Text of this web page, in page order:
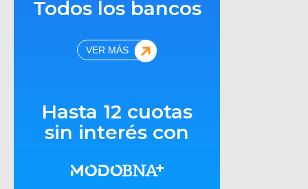
Todos los bancos
VER MÁS
Hasta 12 cuotas
sin interés con